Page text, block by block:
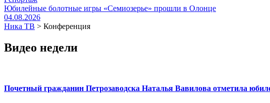
Юбилейные болотные игры «Семиозерье» прошли в Олонце
04.08.2026
Ника ТВ > Конференция
Видео недели
Почетный гражданин Петрозаводска Наталья Вавилова отметила